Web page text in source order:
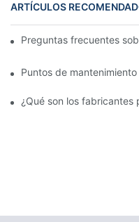
ARTÍCULOS
Preguntas frecuentes
Puntos de
¿Qué son los